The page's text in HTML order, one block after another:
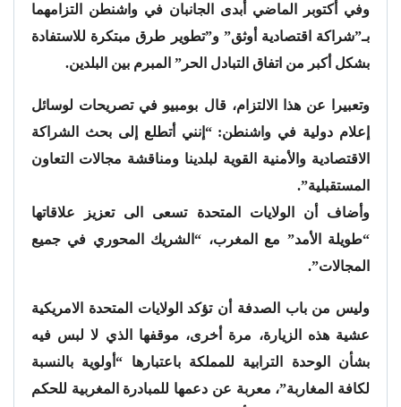
وفي أكتوبر الماضي أبدى الجانبان في واشنطن التزامهما
بـ”شراكة اقتصادية أوثق” و”تطوير طرق مبتكرة للاستفادة
بشكل أكبر من اتفاق التبادل الحر” المبرم بين البلدين.
وتعبيرا عن هذا الالتزام، قال بومبيو في تصريحات لوسائل
إعلام دولية في واشنطن: “إنني أتطلع إلى بحث الشراكة
الاقتصادية والأمنية القوية لبلدينا ومناقشة مجالات التعاون
المستقبلية”.
وأضاف أن الولايات المتحدة تسعى الى تعزيز علاقاتها
“طويلة الأمد” مع المغرب، “الشريك المحوري في جميع
المجالات”.
وليس من باب الصدفة أن تؤكد الولايات المتحدة الامريكية
عشية هذه الزيارة، مرة أخرى، موقفها الذي لا لبس فيه
بشأن الوحدة الترابية للمملكة باعتبارها “أولوية بالنسبة
لكافة المغاربة”، معربة عن دعمها للمبادرة المغربية للحكم